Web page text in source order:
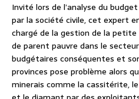
Invité lors de l’analyse du
par la société civile, cet expert
chargé de la gestion de la petite
de parent pauvre dans le
budgétaires conséquentes et
provinces pose problème alors
minerais comme la cassitérite,